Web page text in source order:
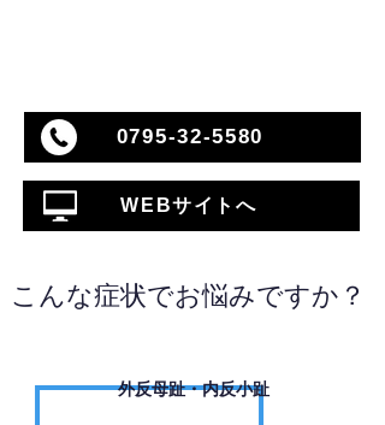
0795-32-5580
WEBサイトへ
こんな症状でお悩みですか？
外反母趾・内反小趾